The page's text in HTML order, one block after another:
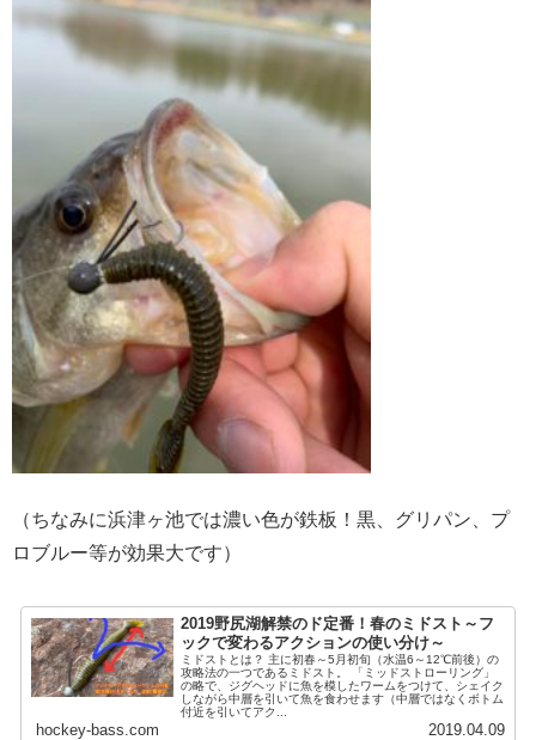
（ちなみに浜津ヶ池では濃い色が鉄板！黒、グリパン、プ
ロブルー等が効果大です）
2019野尻湖解禁のド定番！春のミドスト～フ
ックで変わるアクションの使い分け～
ミドストとは？ 主に初春～5月初旬（水温6～12℃前後）の
攻略法の一つであるミドスト。 「ミッドストローリング」
の略で、ジグヘッドに魚を模したワームをつけて、シェイク
しながら中層を引いて魚を食わせます（中層ではなくボトム
付近を引いてアク...
hockey-bass.com 2019.04.09